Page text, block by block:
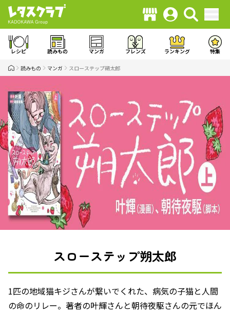
レシピ 読みもの マンガ フレンズ ランキング 特集
読みもの マンガ スローステップ朔太郎
スローステップ朔太郎
1匹の地域猫キジさんが繋いでくれた、病気の子猫と人間
の命のリレー。著者の叶輝さんと朝待夜駆さんの元でほん